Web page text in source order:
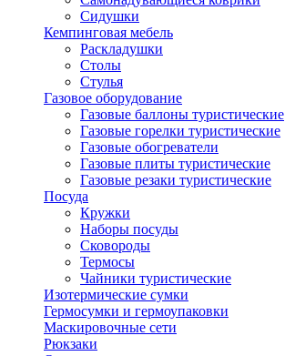
Сидушки
Кемпинговая мебель
Раскладушки
Столы
Стулья
Газовое оборудование
Газовые баллоны туристические
Газовые горелки туристические
Газовые обогреватели
Газовые плиты туристические
Газовые резаки туристические
Посуда
Кружки
Наборы посуды
Сковороды
Термосы
Чайники туристические
Изотермические сумки
Гермосумки и гермоупаковки
Маскировочные сети
Рюкзаки